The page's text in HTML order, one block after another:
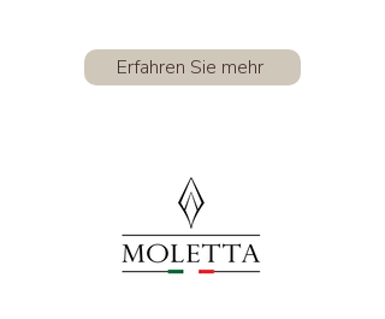
Erfahren Sie mehr